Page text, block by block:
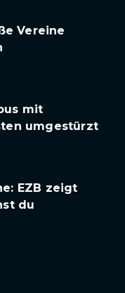
Vereine
mit
umgestürzt
EZB zeigt
du